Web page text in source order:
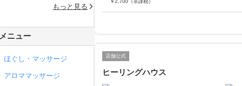
￥2,700 （非課税）
店舗公式
ヒーリングハウス
もっと見る
メニュー
ほぐし・マッサージ
アロママッサージ